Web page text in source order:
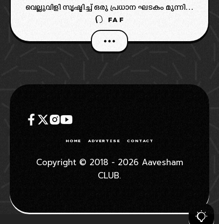
വെല്ലുവിളി സൃഷ്ടിച്ച് ഒരു പ്രധാന ഘടകം മുന്നിൽ
നിൽക്കുകയാണ്. പരിശോധിക്കാം..
FAF
HOME ADVERTISE CONTACT
Copyright © 2018 - 2026 Aavesham
CLUB.